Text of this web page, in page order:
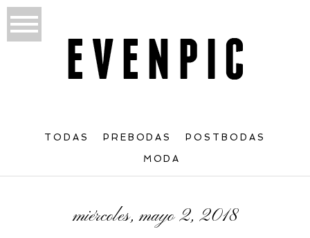
TODAS PREBODAS POSTBODAS
MODA
miércoles, mayo 2, 2018